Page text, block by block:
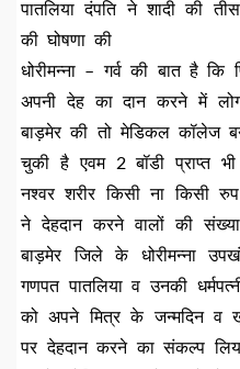
पातलिया दंपति ने शादी की
की घोषणा की
धोरीमन्ना – गर्व की बात है
अपनी देह का दान करने में
बाड़मेर की तो मेडिकल कॉलेज
चुकी है एवम 2 बॉडी प्राप्त
नश्वर शरीर किसी ना किसी
ने देहदान करने वालों की
बाड़मेर जिले के धोरीमन्ना
गणपत पातलिया व उनकी
को अपने मित्र के जन्मदिन व
पर देहदान करने का संकल्प